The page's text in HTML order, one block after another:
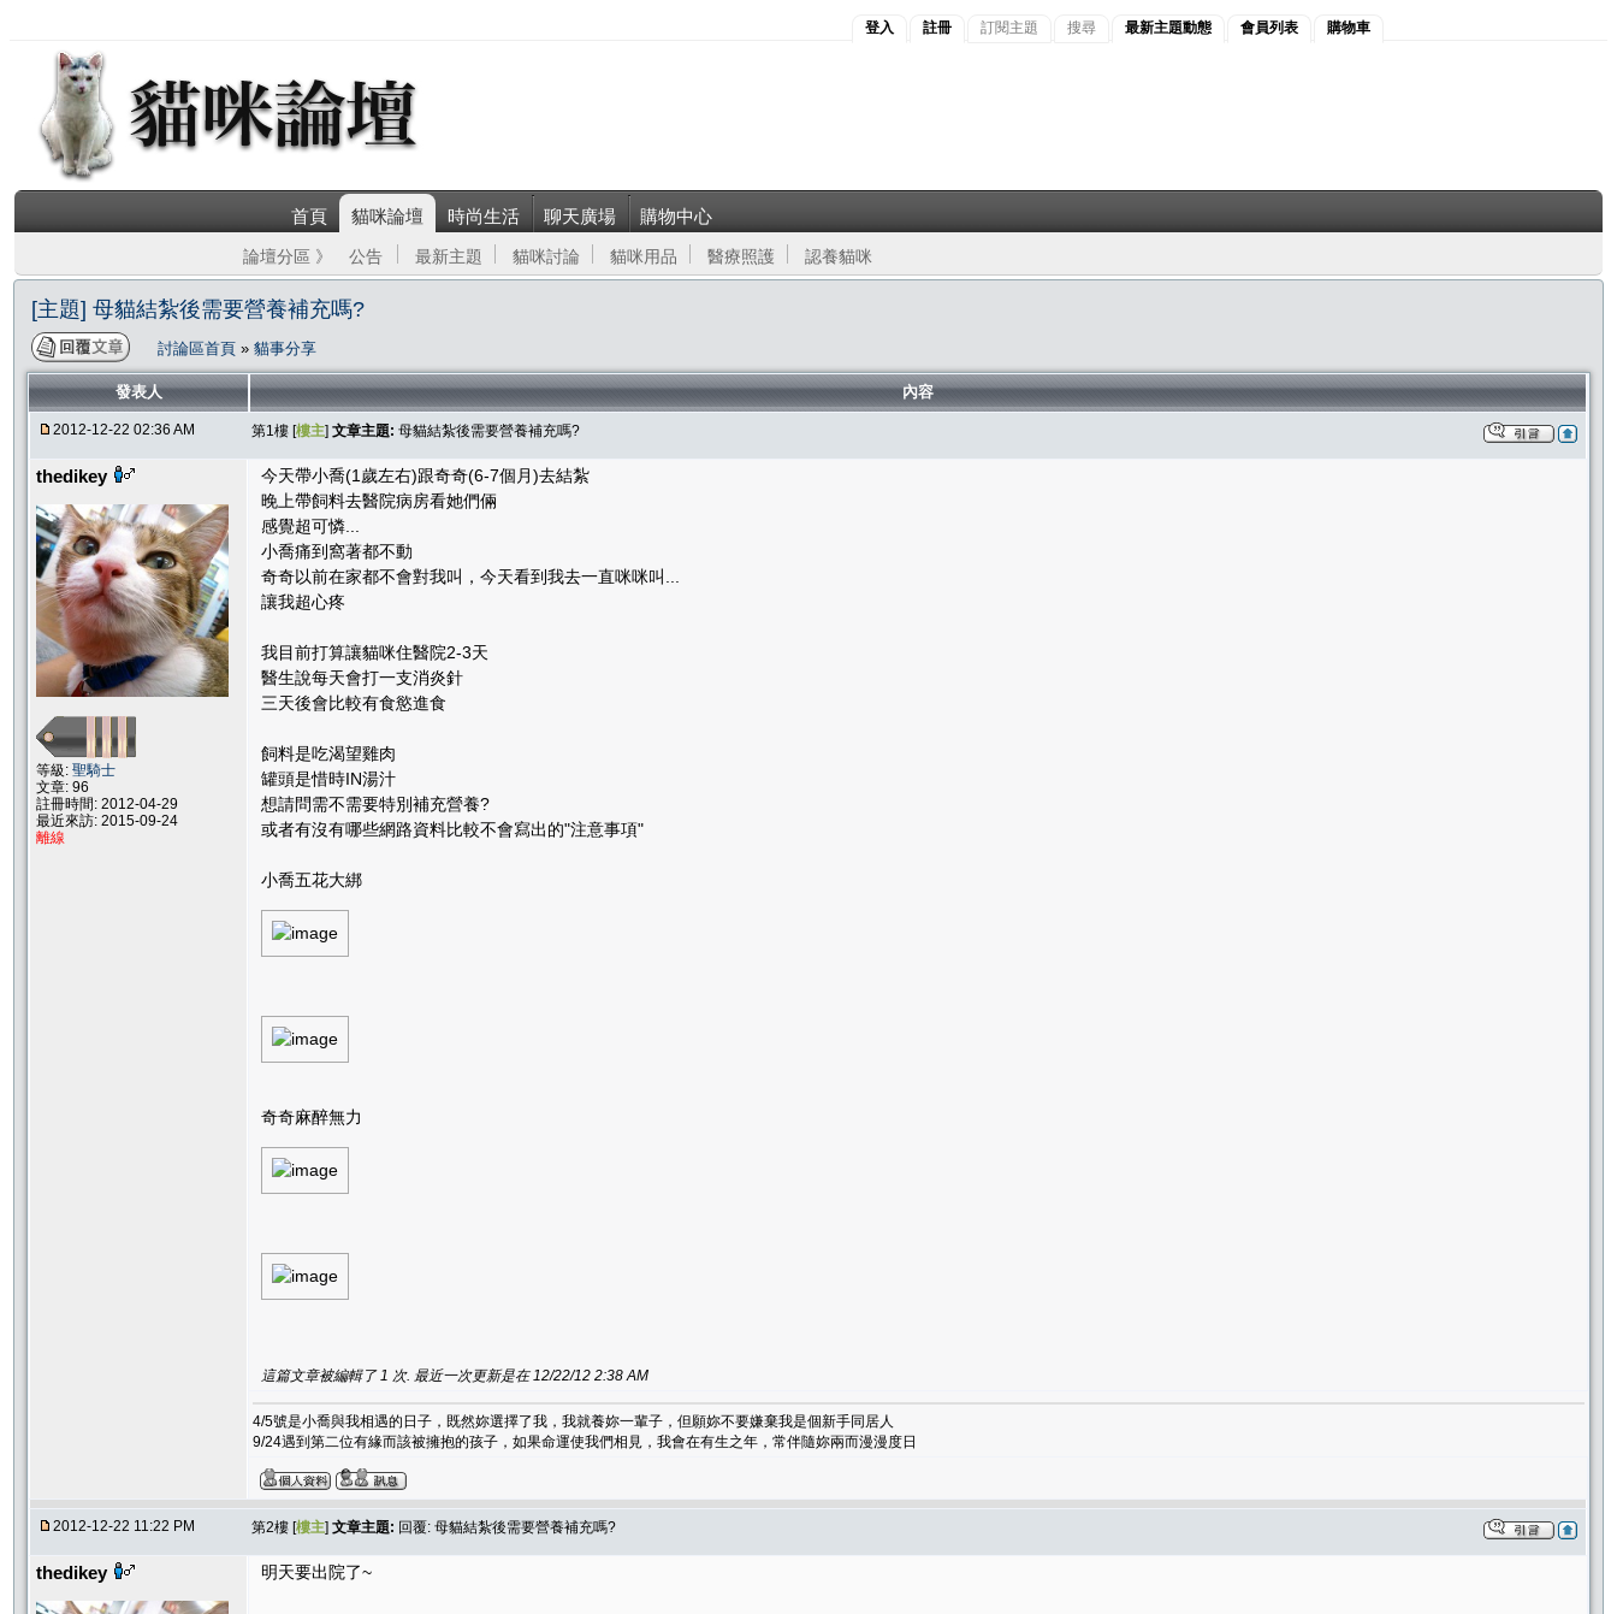
登入 註冊 訂閱主題 搜尋 最新主題動態 會員列表 購物車
首頁 貓咪論壇 時尚生活 聊天廣場 購物中心
論壇分區 》 公告 最新主題 貓咪討論 貓咪用品 醫療照護 認養貓咪
[主題] 母貓結紮後需要營養補充嗎?
討論區首頁 » 貓事分享
發表人 內容
2012-12-22 02:36 AM 第1樓 [樓主] 文章主題: 母貓結紮後需要營養補充嗎?
thedikey
等級: 聖騎士
文章: 96
註冊時間: 2012-04-29
最近來訪: 2015-09-24
離線
今天帶小喬(1歲左右)跟奇奇(6-7個月)去結紮
晚上帶飼料去醫院病房看她們倆
感覺超可憐...
小喬痛到窩著都不動
奇奇以前在家都不會對我叫，今天看到我去一直咪咪叫...
讓我超心疼
我目前打算讓貓咪住醫院2-3天
醫生說每天會打一支消炎針
三天後會比較有食慾進食
飼料是吃渴望雞肉
罐頭是惜時IN湯汁
想請問需不需要特別補充營養?
或者有沒有哪些網路資料比較不會寫出的"注意事項"
小喬五花大綁
奇奇麻醉無力
這篇文章被編輯了 1 次. 最近一次更新是在 12/22/12 2:38 AM
4/5號是小喬與我相遇的日子，既然妳選擇了我，我就養妳一輩子，但願妳不要嫌棄我是個新手同居人
9/24遇到第二位有緣而該被擁抱的孩子，如果命運使我們相見，我會在有生之年，常伴隨妳兩而漫漫度日
2012-12-22 11:22 PM 第2樓 [樓主] 文章主題: 回覆: 母貓結紮後需要營養補充嗎?
thedikey 明天要出院了~